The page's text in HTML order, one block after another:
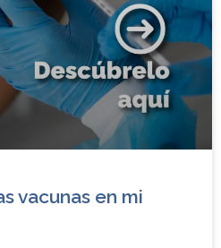
vacunas en mi